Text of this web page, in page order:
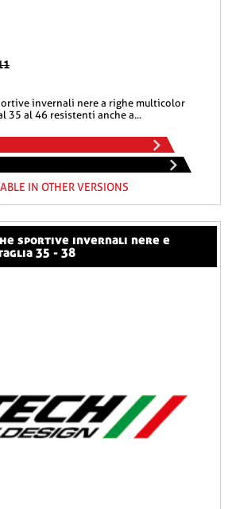
35 al 46 resistenti anche a...
IN OTHER VERSIONS
35 - 38